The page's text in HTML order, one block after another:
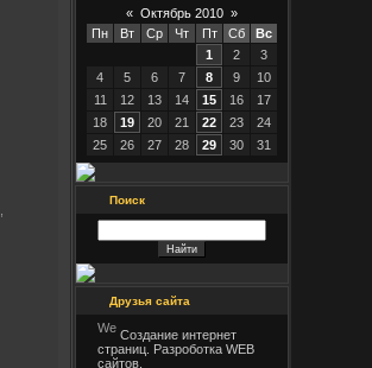
« Октябрь 2010 »
Пн
Вт Ср Чт Пт Сб
Вс
1
2
3
4
5 6 7 8 9
10
11
12 13 14 15 16
17
18
19 20 21 22 23
24
25
26 27 28 29 30 31
Поиск
Друзья сайта
Создание интернет
страниц. Разроботка WEB
сайтов.